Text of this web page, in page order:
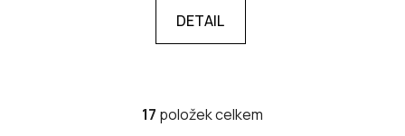
DETAIL
O
17 položek celkem